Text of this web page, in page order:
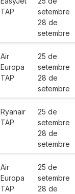
TAP
setembre
28 de
setembre
Air
Europa
TAP
25 de
setembre
28 de
setembre
Ryanair
TAP
25 de
setembre
28 de
setembre
Air
Europa
TAP
25 de
setembre
28 de